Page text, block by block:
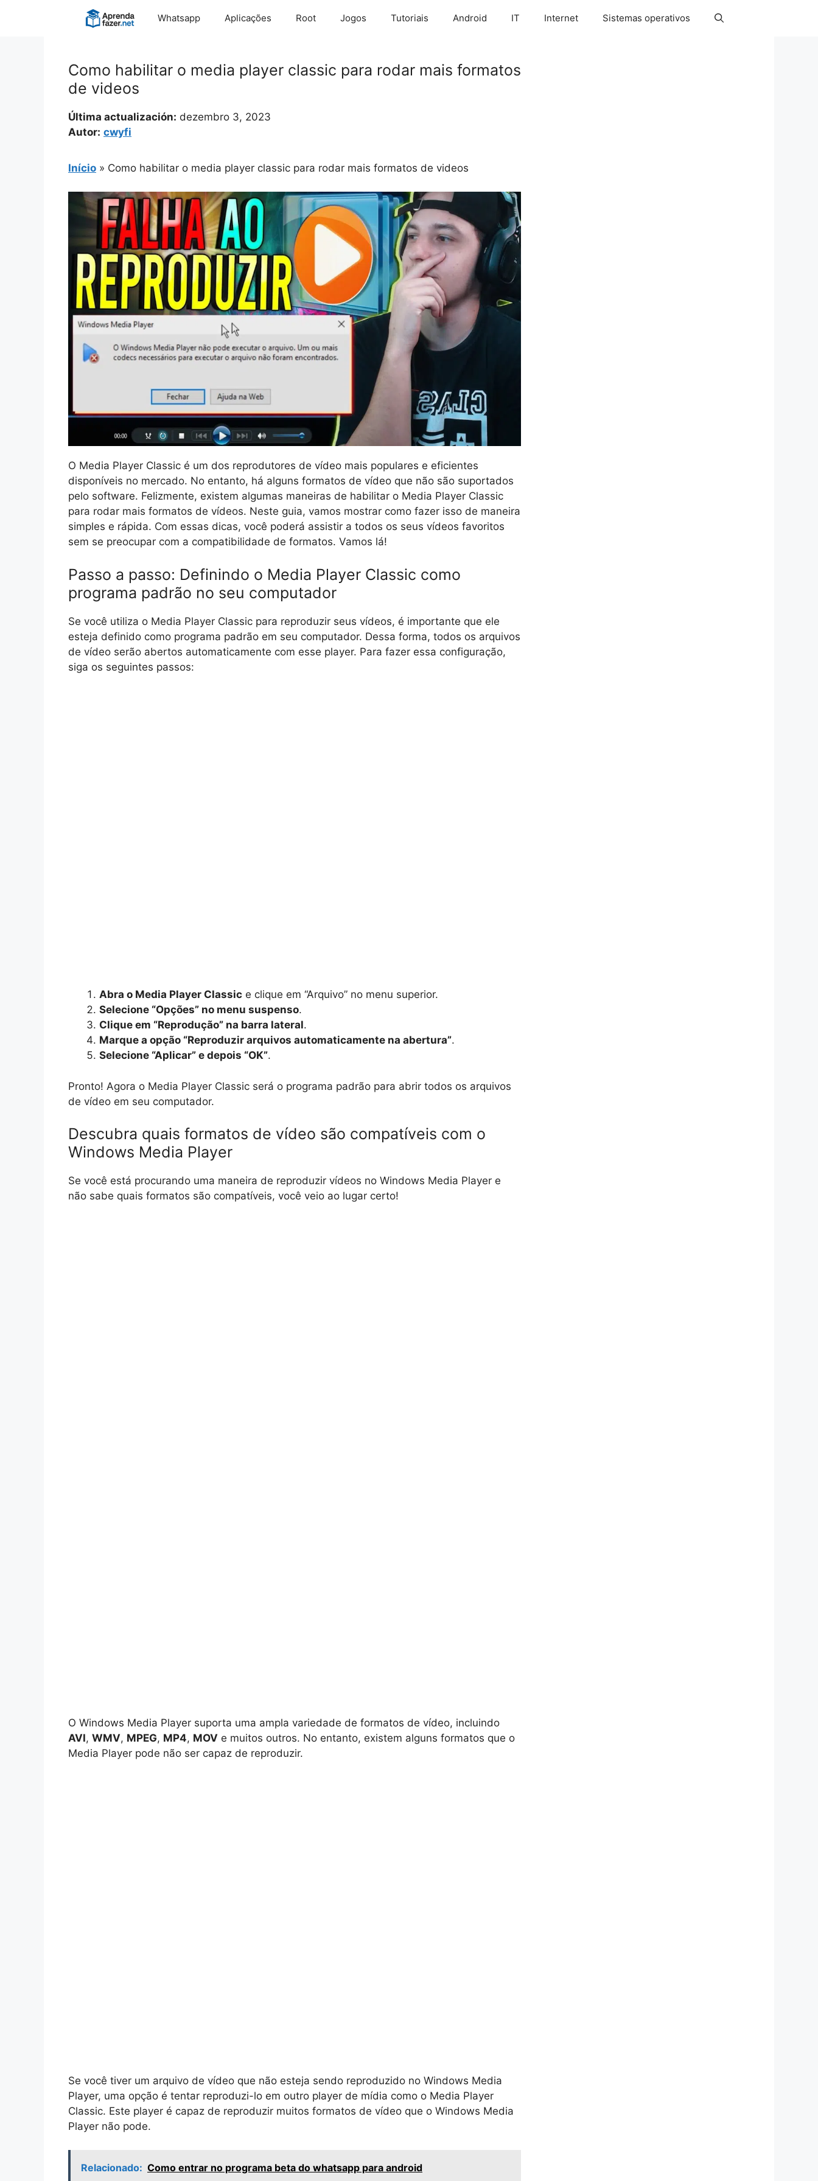
Whatsapp Aplicações Root Jogos Tutoriais Android IT Internet Sistemas operativos
Como habilitar o media player classic para rodar mais formatos
de videos
Última actualización: dezembro 3, 2023
Autor: cwyfi
Início » Como habilitar o media player classic para rodar mais formatos de videos
O Media Player Classic é um dos reprodutores de vídeo mais populares e eficientes
disponíveis no mercado. No entanto, há alguns formatos de vídeo que não são suportados
pelo software. Felizmente, existem algumas maneiras de habilitar o Media Player Classic
para rodar mais formatos de vídeos. Neste guia, vamos mostrar como fazer isso de maneira
simples e rápida. Com essas dicas, você poderá assistir a todos os seus vídeos favoritos
sem se preocupar com a compatibilidade de formatos. Vamos lá!
Passo a passo: Definindo o Media Player Classic como
programa padrão no seu computador
Se você utiliza o Media Player Classic para reproduzir seus vídeos, é importante que ele
esteja definido como programa padrão em seu computador. Dessa forma, todos os arquivos
de vídeo serão abertos automaticamente com esse player. Para fazer essa configuração,
siga os seguintes passos:
Abra o Media Player Classic e clique em “Arquivo” no menu superior.
Selecione “Opções” no menu suspenso.
Clique em “Reprodução” na barra lateral.
Marque a opção “Reproduzir arquivos automaticamente na abertura”.
Selecione “Aplicar” e depois “OK”.
Pronto! Agora o Media Player Classic será o programa padrão para abrir todos os arquivos
de vídeo em seu computador.
Descubra quais formatos de vídeo são compatíveis com o
Windows Media Player
Se você está procurando uma maneira de reproduzir vídeos no Windows Media Player e
não sabe quais formatos são compatíveis, você veio ao lugar certo!
O Windows Media Player suporta uma ampla variedade de formatos de vídeo, incluindo
AVI, WMV, MPEG, MP4, MOV e muitos outros. No entanto, existem alguns formatos que o
Media Player pode não ser capaz de reproduzir.
Se você tiver um arquivo de vídeo que não esteja sendo reproduzido no Windows Media
Player, uma opção é tentar reproduzi-lo em outro player de mídia como o Media Player
Classic. Este player é capaz de reproduzir muitos formatos de vídeo que o Windows Media
Player não pode.
Relacionado: Como entrar no programa beta do whatsapp para android